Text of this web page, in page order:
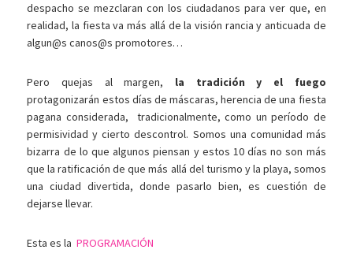
despacho se mezclaran con los ciudadanos para ver que, en
realidad, la fiesta va más allá de la visión rancia y anticuada de
algun@s canos@s promotores…
Pero quejas al margen, la tradición y el fuego
protagonizarán estos días de máscaras, herencia de una fiesta
pagana considerada, tradicionalmente, como un período de
permisividad y cierto descontrol. Somos una comunidad más
bizarra de lo que algunos piensan y estos 10 días no son más
que la ratificación de que más allá del turismo y la playa, somos
una ciudad divertida, donde pasarlo bien, es cuestión de
dejarse llevar.
Esta es laPROGRAMACIÓN